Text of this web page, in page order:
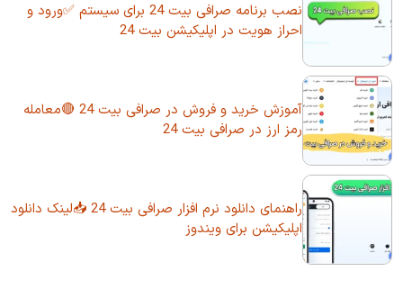
نصب برنامه صرافی بیت 24 برای سیستم ✅ورود و
احراز هویت در اپلیکیشن بیت 24
آموزش خرید و فروش در صرافی بیت 24 🔴معامله
رمز ارز در صرافی بیت 24
راهنمای دانلود نرم افزار صرافی بیت 24 📥لینک دانلود
اپلیکیشن برای ویندوز